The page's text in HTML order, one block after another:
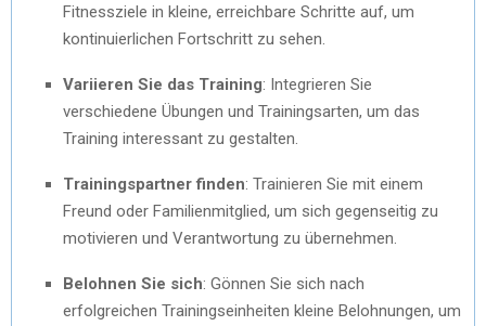
Fitnessziele in kleine, erreichbare Schritte auf, um
kontinuierlichen Fortschritt zu sehen.
Variieren Sie das Training: Integrieren Sie
verschiedene Übungen und Trainingsarten, um das
Training interessant zu gestalten.
Trainingspartner finden: Trainieren Sie mit einem
Freund oder Familienmitglied, um sich gegenseitig zu
motivieren und Verantwortung zu übernehmen.
Belohnen Sie sich: Gönnen Sie sich nach
erfolgreichen Trainingseinheiten kleine Belohnungen, um